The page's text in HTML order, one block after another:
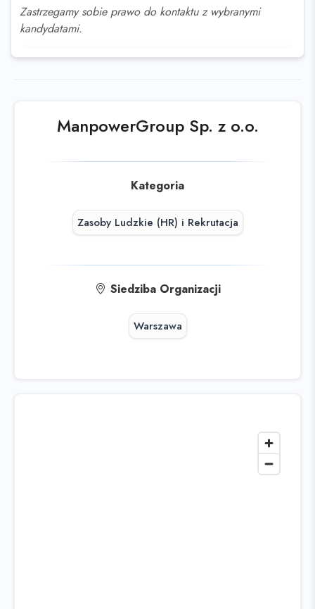
Zastrzegamy sobie prawo do kontaktu z wybranymi
kandydatami.
ManpowerGroup Sp. z o.o.
Kategoria
Zasoby Ludzkie (HR) i Rekrutacja
Siedziba Organizacji
Warszawa